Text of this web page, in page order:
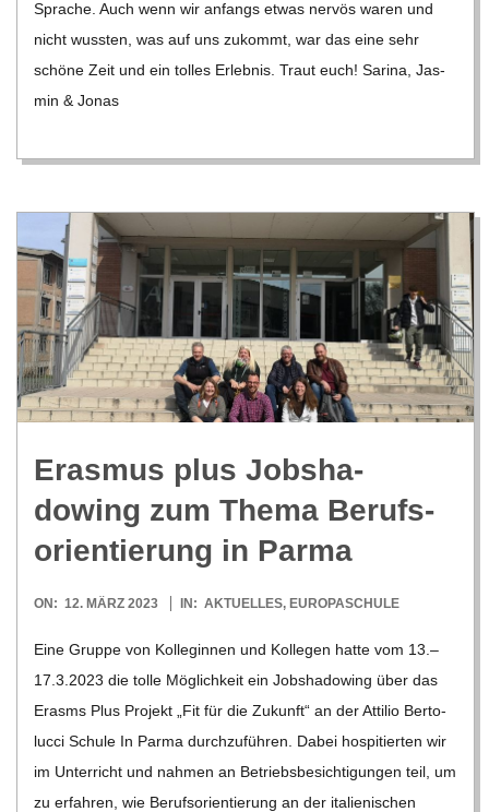
Spra­che. Auch wenn wir anfangs etwas ner­vös waren und
nicht wuss­ten, was auf uns zukommt, war das eine sehr
schöne Zeit und ein tol­les Erleb­nis. Traut euch! Sarina, Jas­
min & Jonas
Eras­mus plus Job­sha­
dowing zum Thema Berufs­
ori­en­tie­rung in Parma
2023-
ON: 12. MÄRZ 2023 IN: AKTUELLES, EUROPASCHULE
Eine Gruppe von Kol­le­gin­nen und Kol­le­gen hatte vom 13.–
17.3.2023 die tolle Mög­lich­keit ein Job­sha­dowing über das
Erasms Plus Pro­jekt „Fit für die Zukunft“ an der Atti­lio Ber­to­
lucci Schule In Parma durch­zu­füh­ren. Dabei hos­pi­tier­ten wir
im Unter­richt und nah­men an Betriebs­be­sich­ti­gun­gen teil, um
zu erfah­ren, wie Berufs­ori­en­tie­rung an der ita­lie­ni­schen